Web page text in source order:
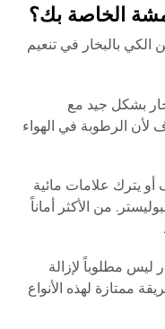
الخاصة بك؟
الكي بالبخار في تنعيم
بشكل جيد مع
لأن الرطوبة في الهواء
أو يترك علامات مائية
من الأكثر أماناً
ليس مطلوباً لإزالة
ممتازة لهذه الأنواع